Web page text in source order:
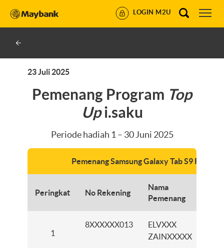
LOGIN M2U
23 Juli 2025
Pemenang Program Top
Upi.saku
Periode hadiah 1 – 30 Juni 2025
Pemenang Samsung Galaxy Tab S9 FE WIFI
Peringkat No Rekening
Nama
Pemenang
1
8XXXXXX013
ELVXXX
ZAINXXXXX